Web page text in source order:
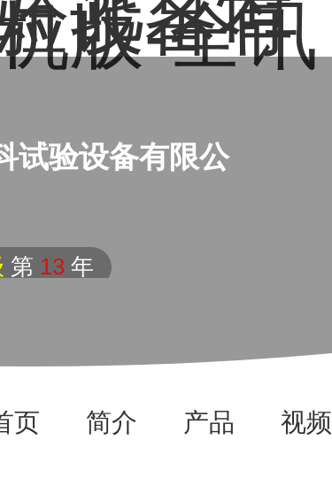
设备有
版-全讯
试验设备有限公
第 13年
页 简介 产品 视频